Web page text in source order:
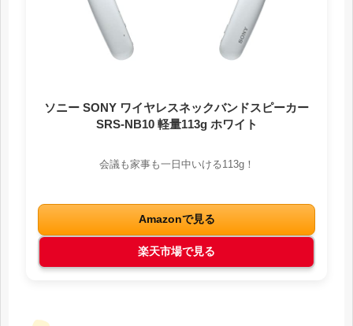
ソニー SONY ワイヤレスネックバンドスピーカー
SRS-NB10 軽量113g ホワイト
会議も家事も一日中いける113g！
Amazonで見る
楽天市場で見る